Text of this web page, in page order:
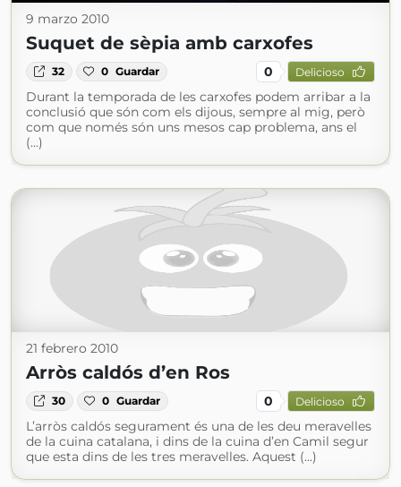
9 marzo 2010
Suquet de sèpia amb carxofes
32 0 Guardar 0 Delicioso
Durant la temporada de les carxofes podem arribar a la
conclusió que són com els dijous, sempre al mig, però
com que només són uns mesos cap problema, ans el
(...)
21 febrero 2010
Arròs caldós d’en Ros
30 0 Guardar 0 Delicioso
L’arròs caldós segurament és una de les deu meravelles
de la cuina catalana, i dins de la cuina d’en Camil segur
que esta dins de les tres meravelles. Aquest (...)